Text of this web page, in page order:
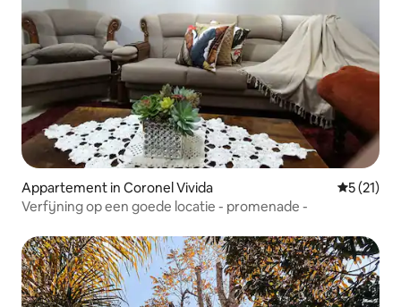
Appartement in Coronel Vivida
5 (21)
Verfijning op een goede locatie - promenade -